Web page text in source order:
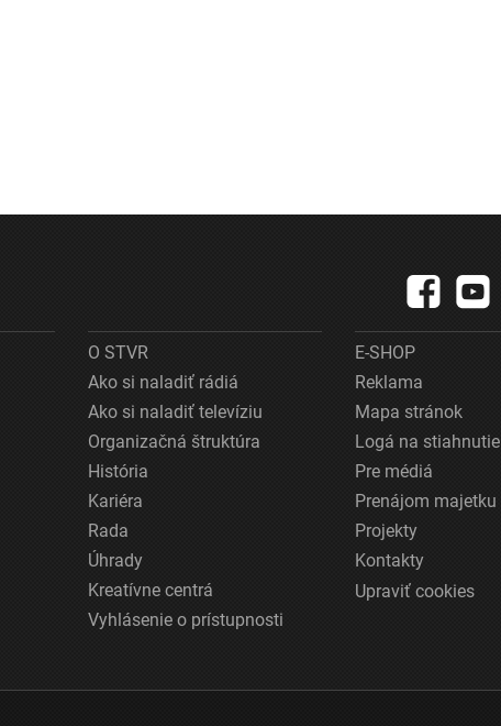
O STVR
Ako si naladiť rádiá
Ako si naladiť televíziu
Organizačná štruktúra
História
Kariéra
Rada
Úhrady
Kreatívne centrá
Vyhlásenie o prístupnosti
E-SHOP
Reklama
Mapa stránok
Logá na stiahnutie
Pre médiá
Prenájom majetku
Projekty
Kontakty
Upraviť cookies